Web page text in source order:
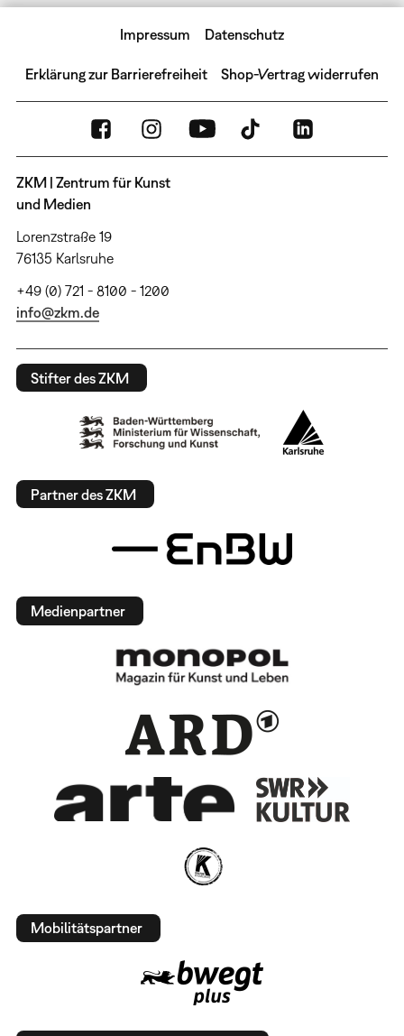
Impressum Datenschutz
Erklärung zur Barrierefreiheit Shop-Vertrag widerrufen
ZKM | Zentrum für Kunst
und Medien
Lorenzstraße 19
76135 Karlsruhe
+49 (0) 721 - 8100 - 1200
info@zkm.de
Stifter des ZKM
Partner des ZKM
Medienpartner
Mobilitätspartner